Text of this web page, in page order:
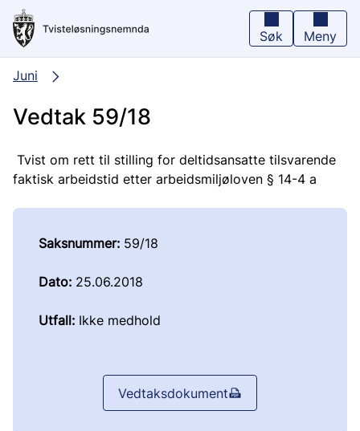
Hopp
hovedinnhold
Søk Meny
Juni
Vedtak 59/18
Tvist om rett til stilling for deltidsansatte tilsvarende
faktisk arbeidstid etter arbeidsmiljøloven § 14-4 a
Saksnummer: 59/18
Dato: 25.06.2018
Utfall: Ikke medhold
Vedtaksdokument